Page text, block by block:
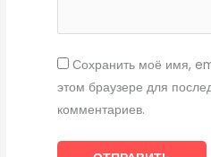
Сохранить моё имя,
этом браузере для
комментариев.